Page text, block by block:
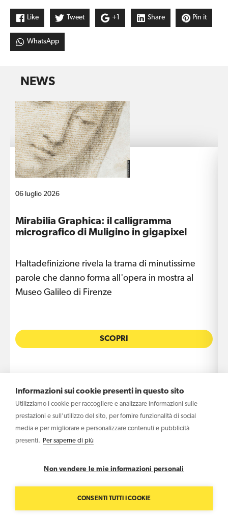
Informazioni sui cookie presenti in questo sito
Utilizziamo i cookie per raccogliere e analizzare informazioni sulle
prestazioni e sull'utilizzo del sito, per fornire funzionalità di social
media e per migliorare e personalizzare contenuti e pubblicità
presenti.
Per saperne di più
Non vendere le mie informazioni personali
CONSENTI TUTTI I COOKIE
Like Tweet +1 Share Pin it
WhatsApp
NEWS
06 luglio 2026
Mirabilia Graphica: il calligramma
micrografico di Muligino in gigapixel
Haltadefinizione rivela la trama di minutissime
parole che danno forma all'opera in mostra al
Museo Galileo di Firenze
SCOPRI
P.IVA IT04031340369
Privacy policy Cookie policy